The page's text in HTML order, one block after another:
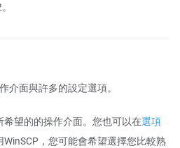
介面與許多的設定選項。
望的的操作介面。您也可以在選項
，您可能會希望選擇您比較熟